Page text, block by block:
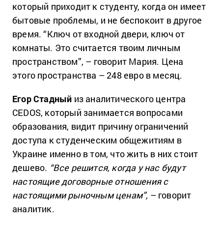
который приходит к студенту, когда он имеет
бытовые проблемы, и не беспокоит в другое
время. “Ключ от входной двери, ключ от
комнаты. Это считается твоим личным
пространством”, – говорит Мария. Цена
этого пространства – 248 евро в месяц.
Егор Стадный из аналитического центра
CEDOS, который занимается вопросами
образования, видит причину ограничений
доступа к студенческим общежитиям в
Украине именно в том, что жить в них стоит
дешево. “Все решится, когда у нас будут
настоящие договорные отношения с
настоящими рыночным ценам”, – говорит
аналитик.